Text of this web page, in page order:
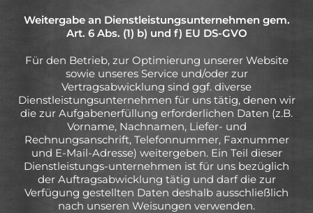
Weitergabe an Dienstleistungsunternehmen gem.
Art. 6 Abs. (1) b) und f) EU DS-GVO
Für den Betrieb, zur Optimierung unserer Website
sowie unseres Service und/oder zur
Vertragsabwicklung sind ggf. diverse
Dienstleistungsunternehmen für uns tätig, denen wir
die zur Aufgabenerfüllung erforderlichen Daten (z.B.
Vorname, Nachnamen, Liefer- und
Rechnungsanschrift, Telefonnummer, Faxnummer
und E-Mail-Adresse) weitergeben. Ein Teil dieser
Dienstleistungs-unternehmen ist für uns bezüglich
der Auftragsabwicklung tätig und darf die zur
Verfügung gestellten Daten deshalb ausschließlich
nach unseren Weisungen verwenden.